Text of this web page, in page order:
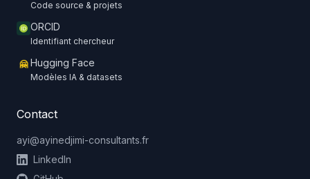
Code source & projets
ORCID
Identifiant chercheur
🤗 Hugging Face
Modèles IA & datasets
Contact
ayi@ayinedjimi-consultants.fr
LinkedIn